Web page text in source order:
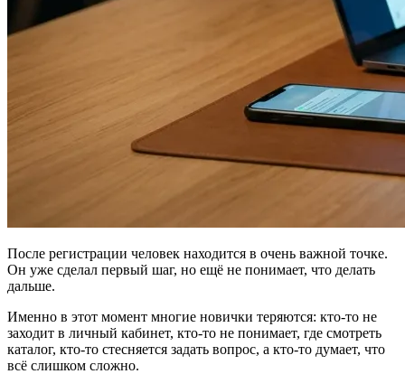
После регистрации человек находится в очень важной точке.
Он уже сделал первый шаг, но ещё не понимает, что делать
дальше.
Именно в этот момент многие новички теряются: кто-то не
заходит в личный кабинет, кто-то не понимает, где смотреть
каталог, кто-то стесняется задать вопрос, а кто-то думает, что
всё слишком сложно.